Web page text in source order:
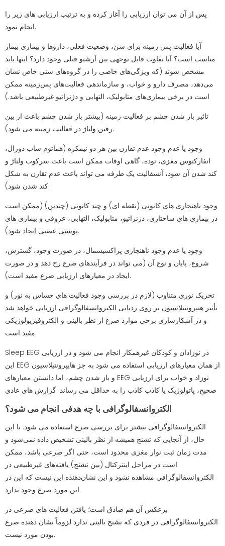
پس از آن می توان ارزیابی را آغاز کرده و به ترتیب ارزیابی های زیر را
انجام نمود.
آیا فعالیت پس زمینه برای سن، وضعیت فعلی، داروها و بیماری بیمار
مناسب است؟ آیا تفاوت قابل توجهی بین آرشیو قبلی وجود دارد؟ اینها باید
مشخص شوند (که ویژگی‌های خاصی را در گروه‌های سنی خاص نشان
می‌دهد، مصرف دارو و خواب، و سازماندهی فعالیت‌های پس‌زمینه ممکن
است در برخی بیماری‌های متابولیک، التهابی و دژنراتیو غیرطبیعی باشد.)
تاثیر باز شدن چشم بر فعالیت زمینه (بیشتر باز شدن چشم باعث از بین
رفتن ولتاژ در فعالیت زمینه می شود).
وجود یا عدم وجود عدم تقارن بین هر دو نیمکره (هماتوم ساب دورال،
انفارکتوس مغزی، توده، گاهی اوقات ممکن است باعث سرکوب ولتاژ و
کند شدن آن شود، آنسفالیت یک طرفه می تواند باعث عدم تقارن به شکل
کند شدن شود).
وجود ناهنجاری های کانونی (نقطه ای) و چند کانونی (چندین) (ممکن است
در بیماری های ساختاری، دژنراتیو، متابولیک، التهابی، عروقی و بیماری های
پوستی عصبی ایجاد شود).
وجود یا عدم وجود ناهنجاری پراکسیسمال، در صورت وجود، گسترش،
شروع، پایان و نوع آن (می تواند در فرآیندهای صرع رخ دهد و در صورت
ایجاد در معیارهای ارزیابی صرع مفید است).
تحریک نوری متناوب (لازم در بررسی وجود فعالیت های حساس به نور) و
تأثیر هیپرونتیلاسیون بر روی ردیابی الکتروانسفالوگرافی ارزیابی خواهد شد
و در آشکارسازی برخی موارد صرع از نظر بالینی و الکتروفیزیولوژیکی
مفید است.
Sleep EEG در نوزادان و کودکان غیرهمکار انجام می شود و در ارزیابی
این EEG از همان معیارهای ارزیابی استفاده می شود به جز هایپرونتیلاسیون
و باز شدن چشم، اما دانستن معیارهای EEG نوزاد و خواب برای ارزیابی
صحیح، پاتولوژیک یا کاذب کاذب را به حداقل می رساند. گزارش های عادی
الکتروانسفالوگرافی بیشتر برای بررسی صرع استفاده می شود. با این
حال، از آنجایی که تشنج همیشه از نظر بالینی تشخیص داده نمی‌شود و
مدت زمان ثبت نوار مغزی محدود است، حتی اگر صرعی باشد، ممکن
است در مراحل اینترکتال (بین تشنج) یافته‌های غیرطبیعی در
الکتروانسفالوگرافی مشاهده نشود و این نشان‌دهنده این نیست که این در
این مورد صرع وجود ندارد.
برعکس آن هم صادق است؛ یافتن فعالیت های صرعی در
الکتروانسفالوگرافی در فردی که تشنج بالینی ندارد لزوماً نشان دهنده صرع
بودن مورد نیست.